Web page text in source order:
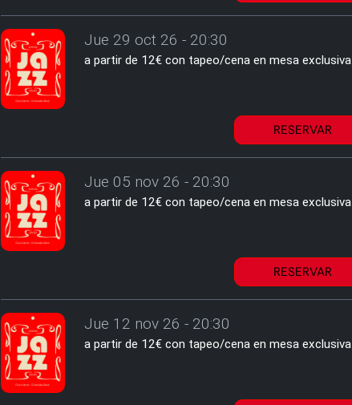
Jue 29 oct 26 - 20:30
a partir de 12€ con tapeo/cena en mesa exclusiva
RESERVAR
Jue 05 nov 26 - 20:30
a partir de 12€ con tapeo/cena en mesa exclusiva
RESERVAR
Jue 12 nov 26 - 20:30
a partir de 12€ con tapeo/cena en mesa exclusiva